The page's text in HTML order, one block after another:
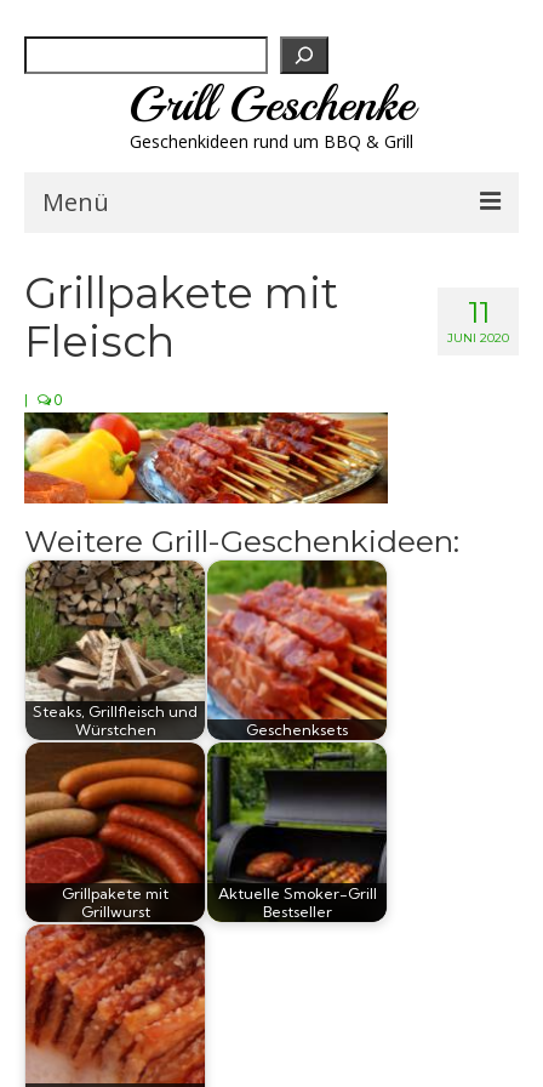
Grill Geschenke
Geschenkideen rund um BBQ & Grill
Menü
Grill-Bestseller
Grillbesteck & Zubehör
Grillfleisch & Wurst
Grillsaucen
Bücher
11
JUNI 2020
Grillpakete mit
Fleisch
| 0
Weitere Grill-Geschenkideen:
Steaks, Grillfleisch und
Würstchen
Geschenksets
Grillpakete mit
Grillwurst
Aktuelle Smoker-Grill
Bestseller